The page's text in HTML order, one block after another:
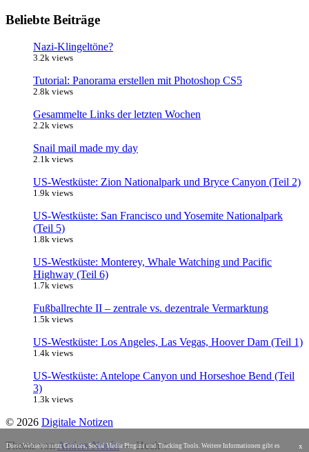
Beliebte Beiträge
Nazi-Klingeltöne?
3.2k views
Tutorial: Panorama erstellen mit Photoshop CS5
2.8k views
Gesammelte Links der letzten Wochen
2.2k views
Snail mail made my day
2.1k views
US-Westküste: Zion Nationalpark und Bryce Canyon (Teil 2)
1.9k views
US-Westküste: San Francisco und Yosemite Nationalpark
(Teil 5)
1.8k views
US-Westküste: Monterey, Whale Watching und Pacific
Highway (Teil 6)
1.7k views
Fußballrechte II – zentrale vs. dezentrale Vermarktung
1.5k views
US-Westküste: Los Angeles, Las Vegas, Hoover Dam (Teil 1)
1.4k views
US-Westküste: Antelope Canyon und Horseshoe Bend (Teil
3)
1.3k views
© 2026 Digitale Notizen
Theme vonAnders Norén—Hoch ↑
Diese Webseite nutzt Cookies, Social Media Plugins und Tracking Tools. Weitere Informationen gibt es x